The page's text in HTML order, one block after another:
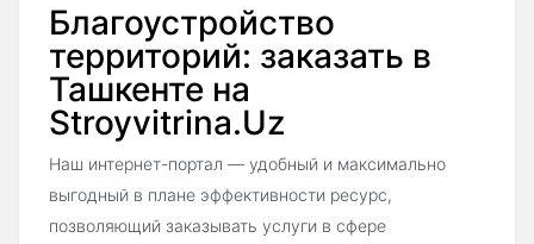
Благоустройство
территорий: заказать в
Ташкенте на
Stroyvitrina.Uz
Наш интернет-портал — удобный и максимально
выгодный в плане эффективности ресурс,
позволяющий заказывать услуги в сфере